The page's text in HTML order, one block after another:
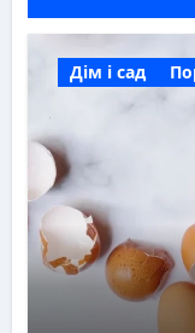
Дім і сад